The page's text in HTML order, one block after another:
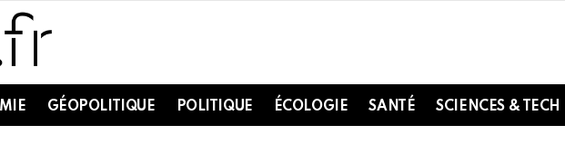
GÉOPOLITIQUE POLITIQUE ÉCOLOGIE SANTÉ SCIENCES & TECH